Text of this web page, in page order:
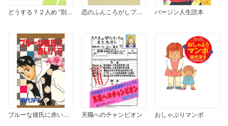
どうする？２人め “別キャラ姉妹の育て方” 恋のふんころがしプラスげんちゃんてんこもり バージン人生読本
ブルーな彼氏に赤いバラ 天職へのチャンピオン おしゃぶりマンボ